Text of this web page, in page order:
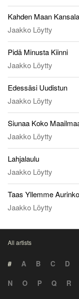
Kahden Maan
Jaakko Löytty
Pidä Minusta Kiinni
Jaakko Löytty
Edessäsi Uudistun
Jaakko Löytty
Siunaa Koko
Jaakko Löytty
Lahjalaulu
Jaakko Löytty
Taas Yllemme
Jaakko Löytty
All artists
# A B C D
N
O P Q R